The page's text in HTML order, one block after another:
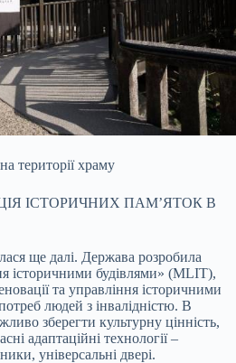
території храму
ІСТОРИЧНИХ ПАМ’ЯТОК В
ще далі. Держава розробила
історичними будівлями» (MLIT),
та управління історичними
людей з інвалідністю. В
зберегти культурну цінність,
адаптаційні технології –
універсальні двері.